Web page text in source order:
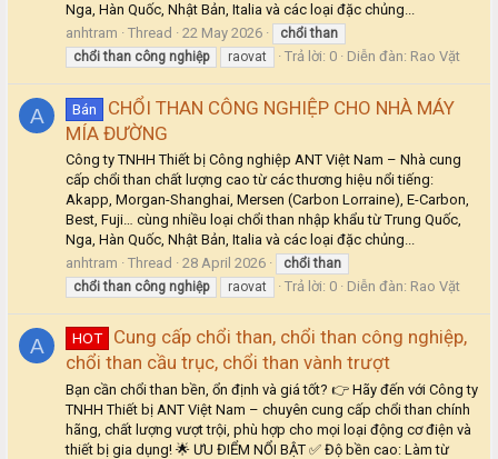
Nga, Hàn Quốc, Nhật Bản, Italia và các loại đặc chủng...
anhtram
Thread 22 May 2026 chổi than
chổi than công nghiệp raovat Trả lời: 0 Diễn đàn: Rao Vặt
A Bán
CHỔI THAN CÔNG NGHIỆP CHO NHÀ MÁY
MÍA ĐƯỜNG
Công ty TNHH Thiết bị Công nghiệp ANT Việt Nam – Nhà cung
cấp chổi than chất lượng cao từ các thương hiệu nổi tiếng:
Akapp, Morgan-Shanghai, Mersen (Carbon Lorraine), E-Carbon,
Best, Fuji… cùng nhiều loại chổi than nhập khẩu từ Trung Quốc,
Nga, Hàn Quốc, Nhật Bản, Italia và các loại đặc chủng...
anhtram
Thread 28 April 2026 chổi than
chổi than công nghiệp raovat Trả lời: 0 Diễn đàn: Rao Vặt
A HOT
Cung cấp chổi than, chổi than công nghiệp,
chổi than cầu trục, chổi than vành trượt
Bạn cần chổi than bền, ổn định và giá tốt? 👉 Hãy đến với Công ty
TNHH Thiết bị ANT Việt Nam – chuyên cung cấp chổi than chính
hãng, chất lượng vượt trội, phù hợp cho mọi loại động cơ điện và
thiết bị gia dụng! 🌟 ƯU ĐIỂM NỔI BẬT ✅ Độ bền cao: Làm từ